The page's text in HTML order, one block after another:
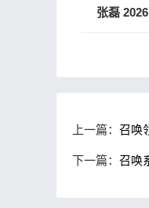
上一篇： 召唤
下一篇： 召唤